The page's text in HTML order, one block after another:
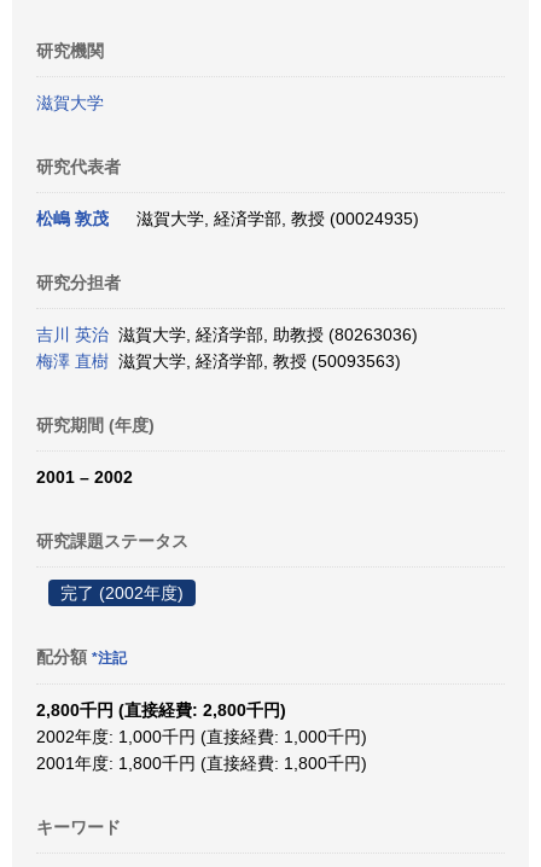
研究機関
滋賀大学
研究代表者
松嶋 敦茂 滋賀大学, 経済学部, 教授 (00024935)
研究分担者
吉川 英治 滋賀大学, 経済学部, 助教授 (80263036)
梅澤 直樹 滋賀大学, 経済学部, 教授 (50093563)
研究期間 (年度)
2001 – 2002
研究課題ステータス
完了 (2002年度)
配分額 *注記
2,800千円 (直接経費: 2,800千円)
2002年度: 1,000千円 (直接経費: 1,000千円)
2001年度: 1,800千円 (直接経費: 1,800千円)
キーワード